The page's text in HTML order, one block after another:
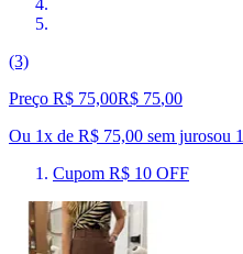
(3)
Preço R$ 75,00R$ 75,00
Ou 1x de R$ 75,00 sem jurosou 1
Cupom R$ 10 OFF